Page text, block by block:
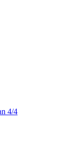
4/4